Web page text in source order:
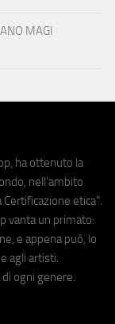
MAGI
ha ottenuto la
nell'ambito
etica".
vanta un primato:
e appena può, lo
agli artisti.
ogni genere.